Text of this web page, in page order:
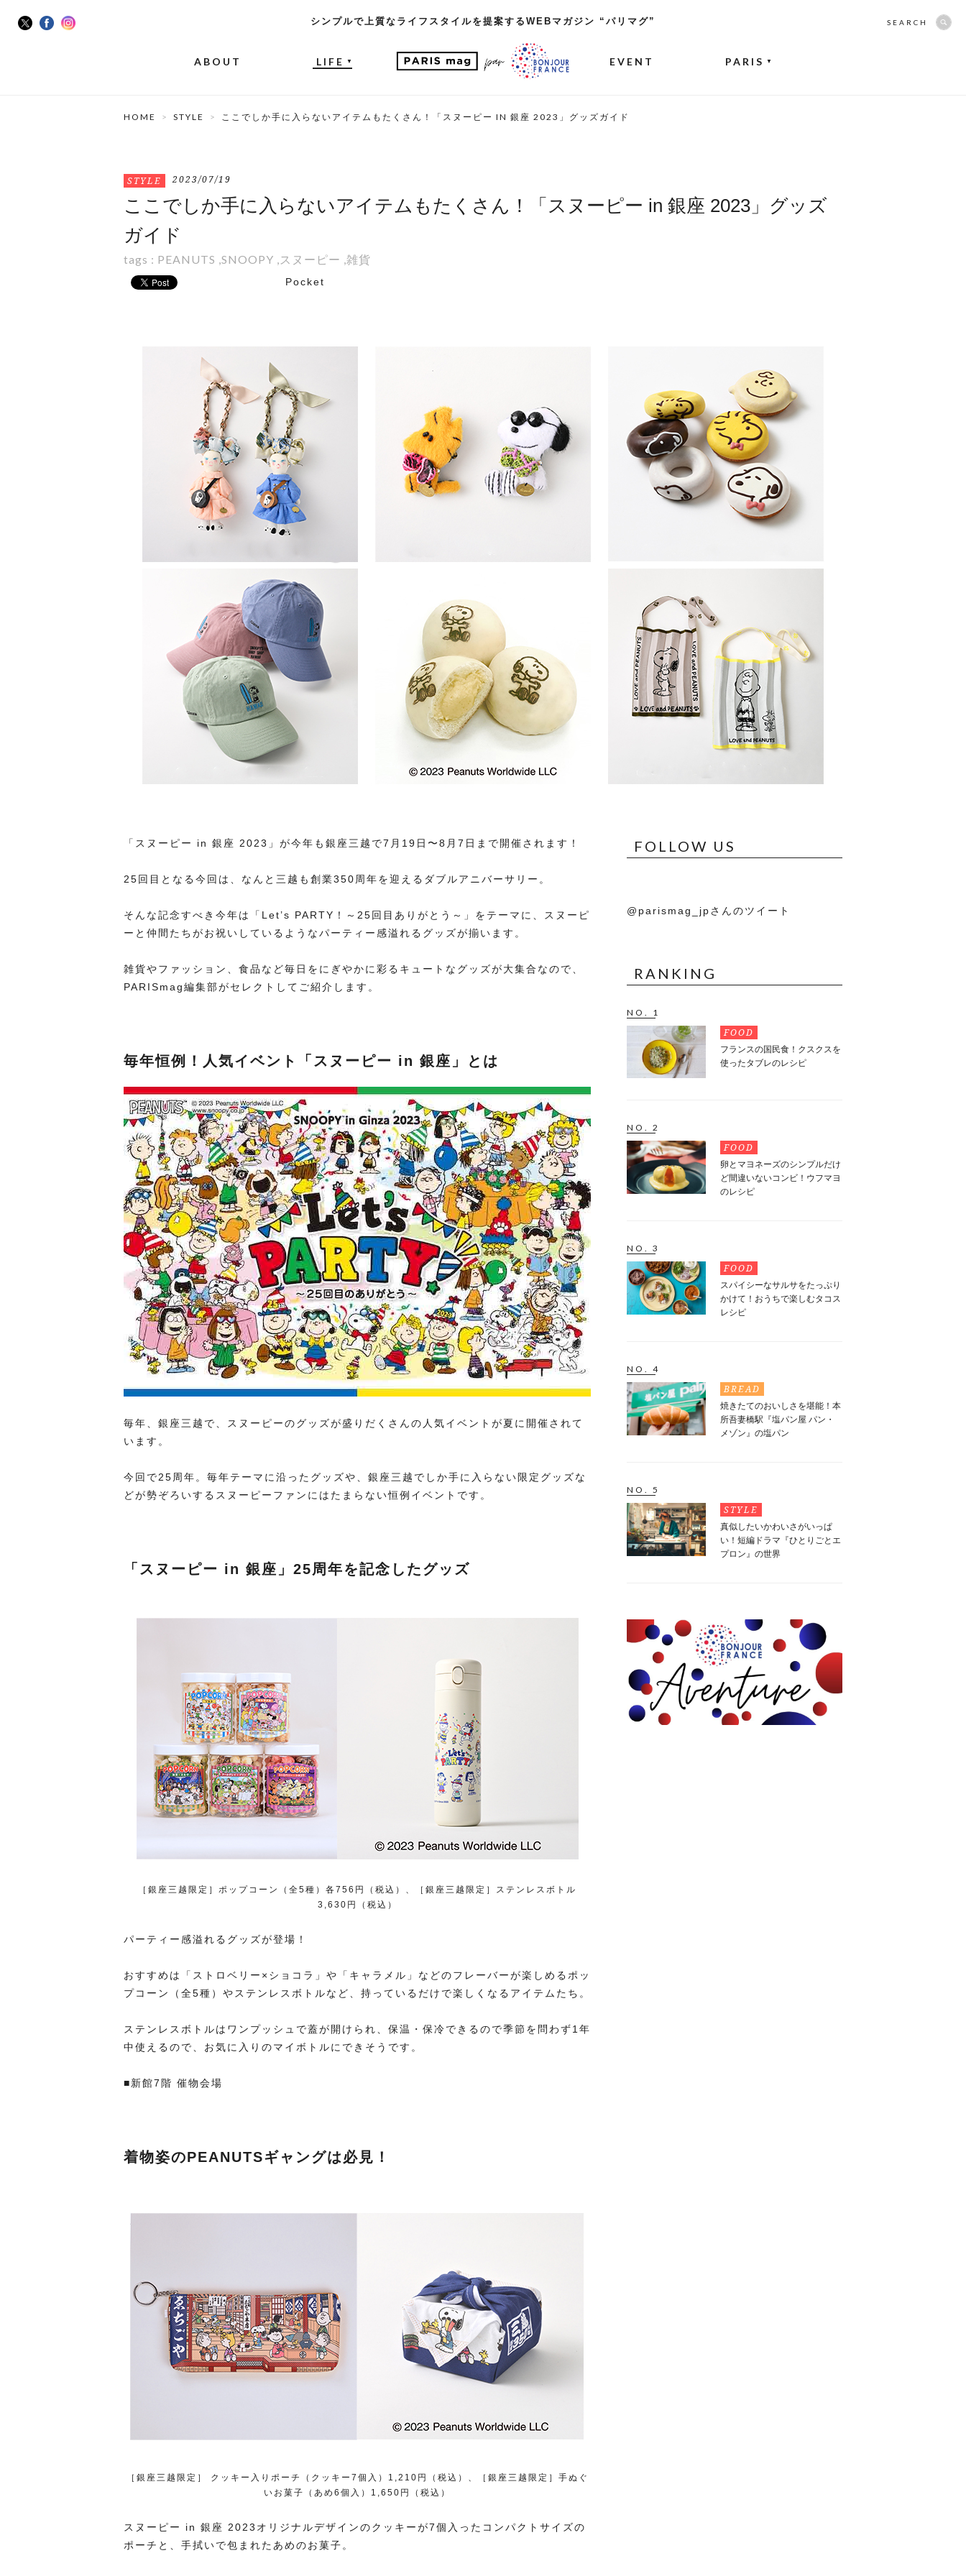
シンプルで上質なライフスタイルを提案するWEBマガジン “パリマグ”
ABOUT LIFE ▼ EVENT PARIS ▼
SEARCH
HOME STYLE ここでしか手に入らないアイテムもたくさん！「スヌーピー IN 銀座 2023」グッズガイド
STYLE 2023/07/19
ここでしか手に入らないアイテムもたくさん！「スヌーピー in 銀座 2023」グッズ
ガイド
tags : PEANUTS ,SNOOPY ,スヌーピー ,雑貨
Pocket
「スヌーピー in 銀座 2023」が今年も銀座三越で7月19日〜8月7日まで開催されます！
25回目となる今回は、なんと三越も創業350周年を迎えるダブルアニバーサリー。
そんな記念すべき今年は「Let’s PARTY！～25回目ありがとう～」をテーマに、スヌーピ
ーと仲間たちがお祝いしているようなパーティー感溢れるグッズが揃います。
雑貨やファッション、食品など毎日をにぎやかに彩るキュートなグッズが大集合なので、
PARISmag編集部がセレクトしてご紹介します。
毎年恒例！人気イベント「スヌーピー in 銀座」とは
毎年、銀座三越で、スヌーピーのグッズが盛りだくさんの人気イベントが夏に開催されて
います。
今回で25周年。毎年テーマに沿ったグッズや、銀座三越でしか手に入らない限定グッズな
どが勢ぞろいするスヌーピーファンにはたまらない恒例イベントです。
「スヌーピー in 銀座」25周年を記念したグッズ
［銀座三越限定］ポップコーン（全5種）各756円（税込）、［銀座三越限定］ステンレスボトル
3,630円（税込）
パーティー感溢れるグッズが登場！
おすすめは「ストロベリー×ショコラ」や「キャラメル」などのフレーバーが楽しめるポッ
プコーン（全5種）やステンレスボトルなど、持っているだけで楽しくなるアイテムたち。
ステンレスボトルはワンプッシュで蓋が開けられ、保温・保冷できるので季節を問わず1年
中使えるので、お気に入りのマイボトルにできそうです。
■新館7階 催物会場
着物姿のPEANUTSギャングは必見！
［銀座三越限定］ クッキー入りポーチ（クッキー7個入）1,210円（税込）、［銀座三越限定］手ぬぐ
いお菓子（あめ6個入）1,650円（税込）
スヌーピー in 銀座 2023オリジナルデザインのクッキーが7個入ったコンパクトサイズの
ポーチと、手拭いで包まれたあめのお菓子。
FOLLOW US
@parismag_jpさんのツイート
RANKING
NO. 1
FOOD
フランスの国民食！クスクスを
使ったタブレのレシピ
NO. 2
FOOD
卵とマヨネーズのシンプルだけ
ど間違いないコンビ！ウフマヨ
のレシピ
NO. 3
FOOD
スパイシーなサルサをたっぷり
かけて！おうちで楽しむタコス
レシピ
NO. 4
BREAD
焼きたてのおいしさを堪能！本
所吾妻橋駅『塩パン屋 パン・
メゾン』の塩パン
NO. 5
STYLE
真似したいかわいさがいっぱ
い！短編ドラマ『ひとりごとエ
プロン』の世界